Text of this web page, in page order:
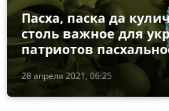
28 апреля 2021, 06:25
Пасха, паска да
столь важное для
патриотов